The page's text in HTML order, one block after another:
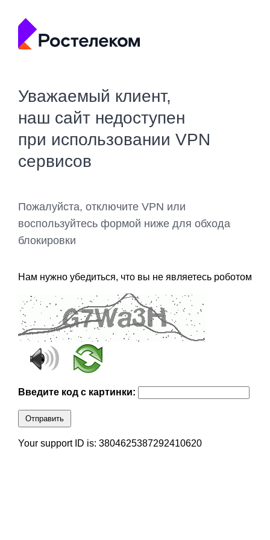
Уважаемый клиент,
наш сайт недоступен
при использовании VPN
сервисов
Пожалуйста, отключите VPN или
воспользуйтесь формой ниже для обхода
блокировки
Нам нужно убедиться, что вы не являетесь роботом
Введите код с картинки:
Отправить
Your support ID is: 3804625387292410620